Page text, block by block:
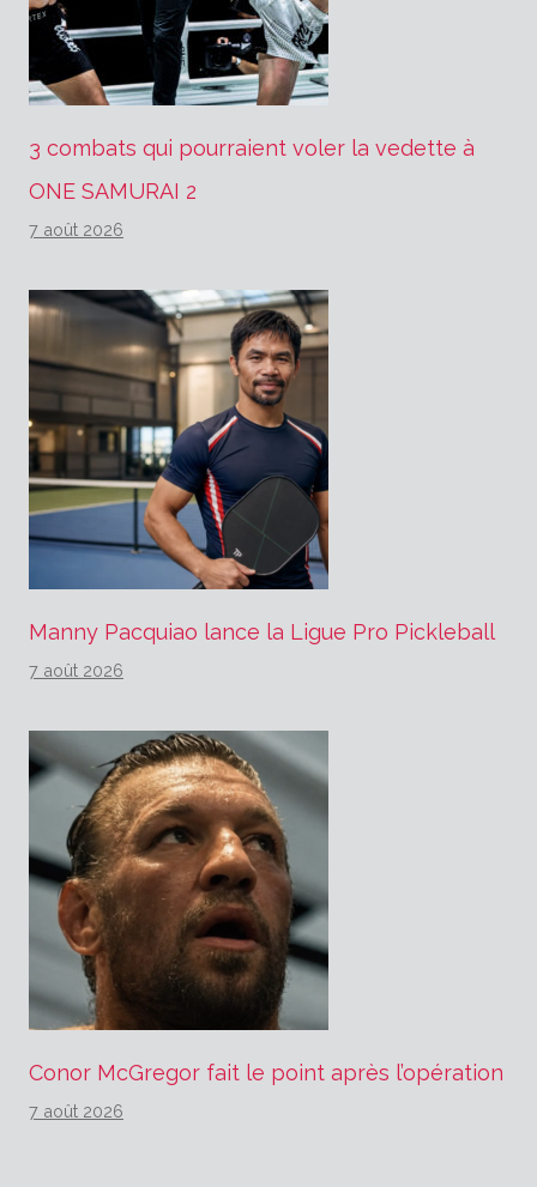
3 combats qui pourraient voler la vedette à
ONE SAMURAI 2
7 août 2026
Manny Pacquiao lance la Ligue Pro Pickleball
7 août 2026
Conor McGregor fait le point après l’opération
7 août 2026